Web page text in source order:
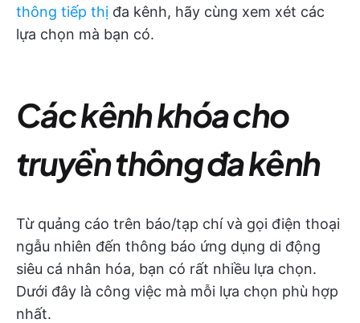
thông tiếp thị đa kênh, hãy cùng xem xét các
lựa chọn mà bạn có.
Các kênh khóa cho
truyền thông đa kênh
Từ quảng cáo trên báo/tạp chí và gọi điện thoại
ngẫu nhiên đến thông báo ứng dụng di động
siêu cá nhân hóa, bạn có rất nhiều lựa chọn.
Dưới đây là công việc mà mỗi lựa chọn phù hợp
nhất.